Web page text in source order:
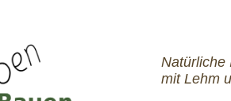
mit Lehm